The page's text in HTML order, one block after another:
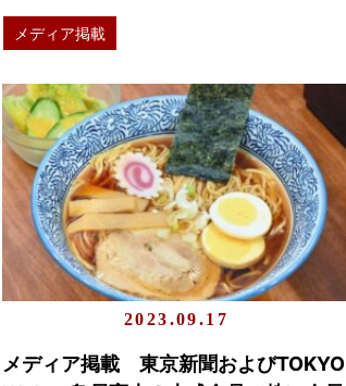
メディア掲載
2023.09.17
メディア掲載 東京新聞およびTOKYO